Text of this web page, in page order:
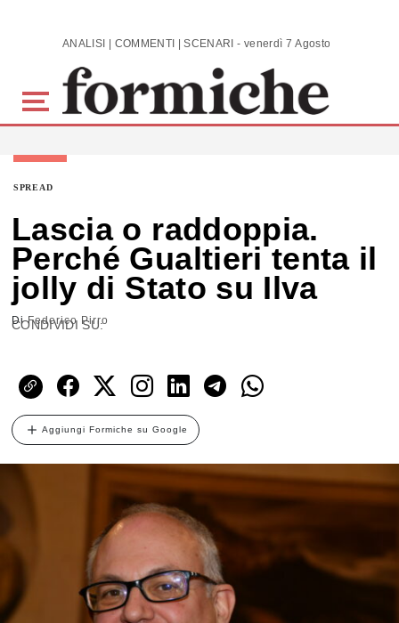
Skip to main content ANALISI | COMMENTI | SCENARI - venerdì 7 Agosto 2026
SPREAD
Lascia o raddoppia.
Perché Gualtieri tenta il
jolly di Stato su Ilva
DiFederico Pirro
CONDIVIDI SU:
Aggiungi Formiche su Google